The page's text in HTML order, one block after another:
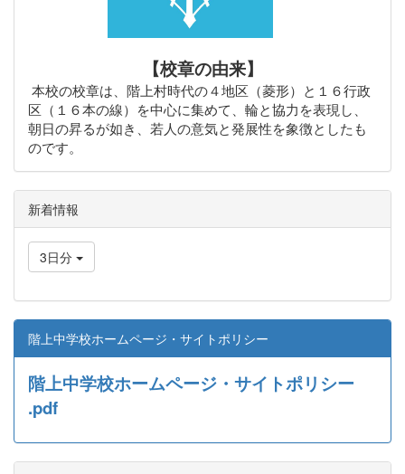
【校章の由来】
本校の校章は、階上村時代の４地区（菱形）と１６行政
区（１６本の線）を中心に集めて、輪と協力を表現し、
朝日の昇るが如き、若人の意気と発展性を象徴としたも
のです。
新着情報
3日分
階上中学校ホームページ・サイトポリシー
階上中学校ホームページ・サイトポリシー
.pdf